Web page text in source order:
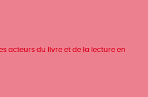
acteurs du livre et de la lecture en